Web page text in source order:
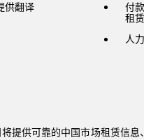
供翻译
付
租
人
提供可靠的中国市场租赁信